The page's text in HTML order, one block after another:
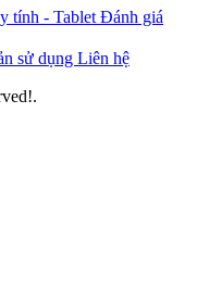
tính - Tablet Đánh giá
sử dụng Liên hệ